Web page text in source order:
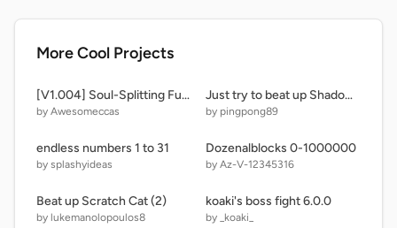
More Cool Projects
[V1.004] Soul-Splitting Fury (Inverted Fate AU) Cut version
by Awesomeccas
Just try to beat up Shadow Epic ! ver1.02
by pingpong89
endless numbers 1 to 31
by splashyideas
Dozenalblocks 0-1000000
by Az-V-12345316
Beat up Scratch Cat (2)
by lukemanolopoulos8
koaki's boss fight 6.0.0
by _koaki_